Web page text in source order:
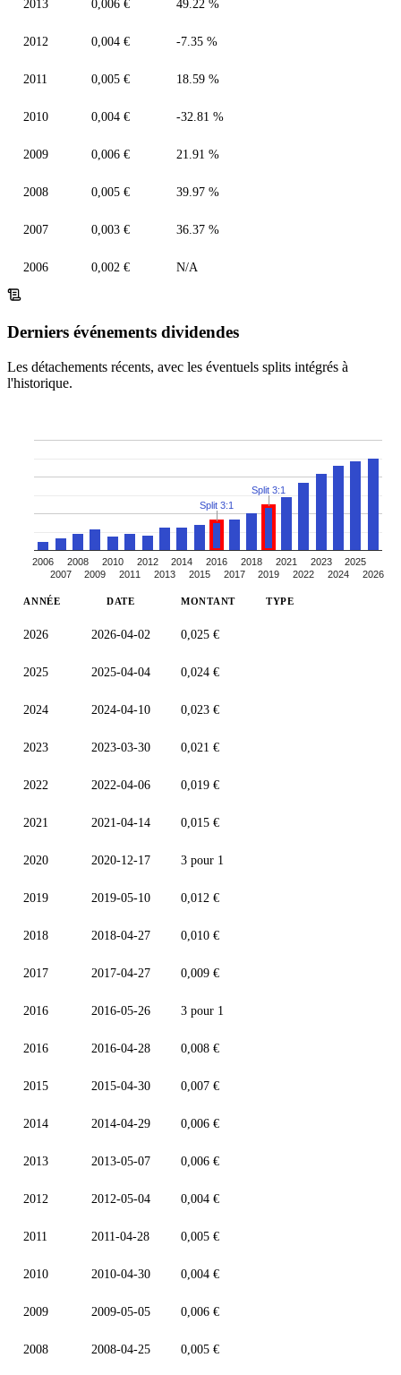
2013 0,006 € 49.22 %
2012 0,004 € -7.35 %
2011 0,005 € 18.59 %
2010 0,004 € -32.81 %
2009 0,006 € 21.91 %
2008 0,005 € 39.97 %
2007 0,003 € 36.37 %
2006 0,002 € N/A
Derniers événements dividendes
Les détachements récents, avec les éventuels splits intégrés à
l'historique.
2006
2007
2008
2009
2010
2011
2012
2013
2014
2015
2016
2017
2018
2019
2021
2022
2023
2024
2025
2026
Split 3:1
Split 3:1
ANNÉE DATE MONTANT TYPE
2026 2026-04-02 0,025 €
2025 2025-04-04 0,024 €
2024 2024-04-10 0,023 €
2023 2023-03-30 0,021 €
2022 2022-04-06 0,019 €
2021 2021-04-14 0,015 €
2020 2020-12-17 3 pour 1
2019 2019-05-10 0,012 €
2018 2018-04-27 0,010 €
2017 2017-04-27 0,009 €
2016 2016-05-26 3 pour 1
2016 2016-04-28 0,008 €
2015 2015-04-30 0,007 €
2014 2014-04-29 0,006 €
2013 2013-05-07 0,006 €
2012 2012-05-04 0,004 €
2011 2011-04-28 0,005 €
2010 2010-04-30 0,004 €
2009 2009-05-05 0,006 €
2008 2008-04-25 0,005 €